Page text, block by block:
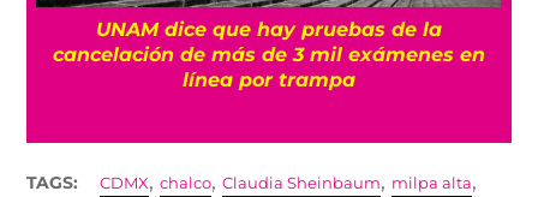
UNAM dice que hay pruebas de la
cancelación de más de 3 mil exámenes en
línea por trampa
TAGS: CDMX,chalco,Claudia Sheinbaum, milpa alta,